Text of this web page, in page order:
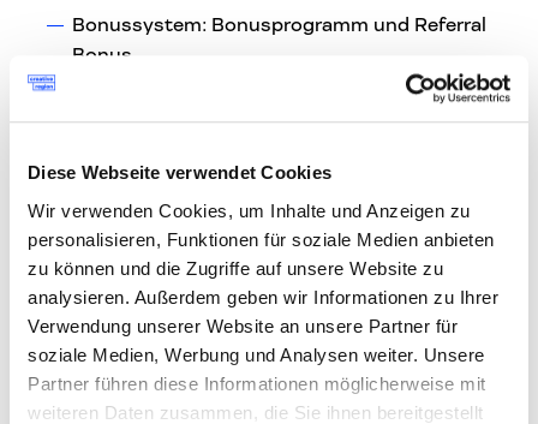
Diese Webseite verwendet Cookies
Wir verwenden Cookies, um Inhalte und Anzeigen zu
personalisieren, Funktionen für soziale Medien anbieten
zu können und die Zugriffe auf unsere Website zu
analysieren. Außerdem geben wir Informationen zu Ihrer
Verwendung unserer Website an unsere Partner für
soziale Medien, Werbung und Analysen weiter. Unsere
Partner führen diese Informationen möglicherweise mit
weiteren Daten zusammen, die Sie ihnen bereitgestellt
Bonussystem: Bonusprogramm und Referral
Bonus
Fachkonferenzen sowie individuelle fachliche
State-of-the-art Setup: MacBook Pro, 4K-
Monitor & höhenverstellbarer Tisch
Daily Lunch & Snacks: 8€ täglicher Zuschuss
für das Posthofbeisl, sowie gratis Getränke,
Obst & Snacks
Exklusive Rabatte: Lokale Rabatte in der
Umgebung und exklusives Portal mit über
1.500 Deals